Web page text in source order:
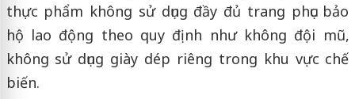
thực phẩm không sử dụng đầy đủ trang phục bảo
hộ lao động theo quy định như không đội mũ,
không sử dụng giày dép riêng trong khu vực chế
biến.